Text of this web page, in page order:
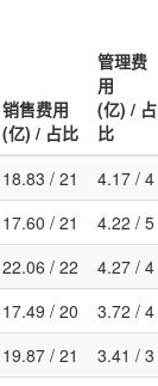
销售费用
(亿) / 占比
管理费
用
(亿) / 占
比
18.83 / 21 4.17 / 4
17.60 / 21 4.22 / 5
22.06 / 22 4.27 / 4
17.49 / 20 3.72 / 4
19.87 / 21 3.41 / 3